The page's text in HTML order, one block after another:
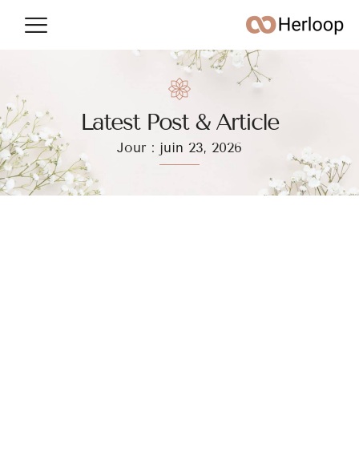
Latest Post & Article
Jour : juin 23, 2026